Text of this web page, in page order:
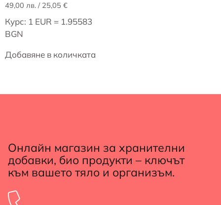
49,00 лв. / 25,05 €
Курс: 1 EUR = 1.95583
BGN
Добавяне в количката
Онлайн магазин за хранителни
добавки, био продукти – ключът
към вашето тяло и организъм.